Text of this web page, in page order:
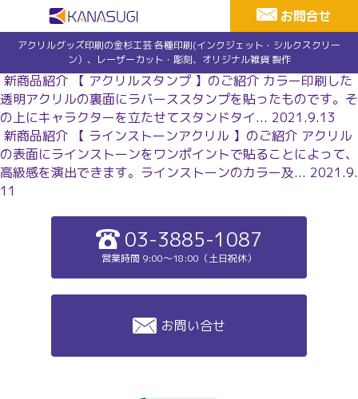
お問合せ
アクリルグッズ印刷の金杉工芸 各種印刷(インクジェット・シルクスクリー
ン）、レーザーカット・彫刻、オリジナル雑貨 製作
新商品紹介 【 アクリルスタンプ 】のご紹介 カラー印刷した
透明アクリルの裏面にラバーススタンプを貼ったものです。そ
の上にキャラクターを立たせてスタンドタイ... 2021.9.13
新商品紹介 【 ラインストーンアクリル 】のご紹介 アクリル
の表面にラインストーンをワンポイントで貼ることによって、
高級感を演出できます。ラインストーンのカラー及... 2021.9.
11
03-3885-1087
営業時間 9:00～18:00（土日祝休）
お問い合せ